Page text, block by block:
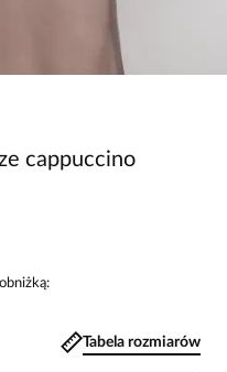
cappuccino
Tabela rozmiarów